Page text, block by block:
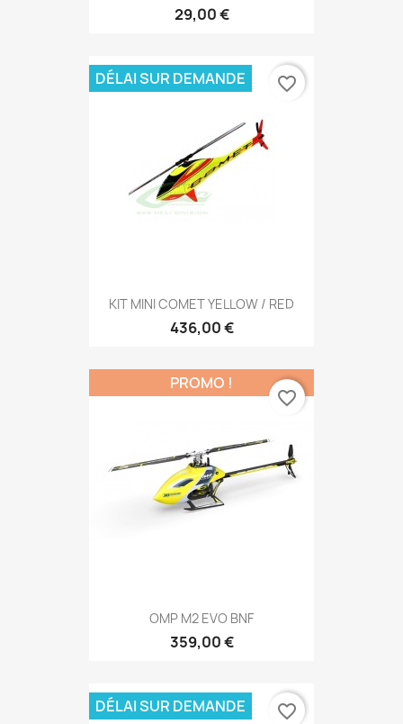
29,00 €
KIT MINI COMET YELLOW / RED
436,00 €
DÉLAI SUR DEMANDE favorite_border
OMP M2 EVO BNF
359,00 €
PROMO !
favorite_border
DÉLAI SUR DEMANDE favorite_border